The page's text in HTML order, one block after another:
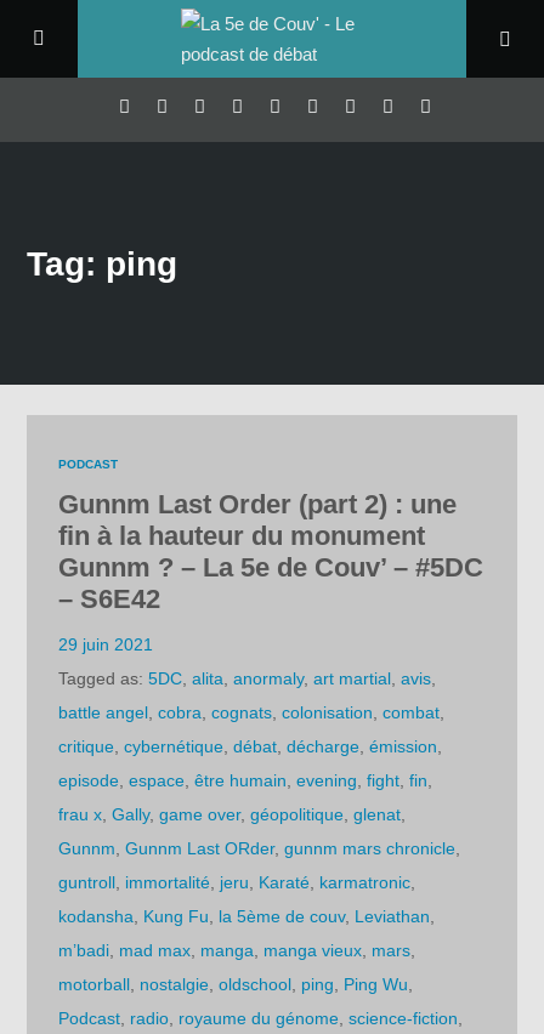
Tag: ping
PODCAST
Gunnm Last Order (part 2) : une
fin à la hauteur du monument
Gunnm ? – La 5e de Couv’ – #5DC
– S6E42
29 juin 2021
Tagged as:5DC ,alita ,anormaly,art martial ,avis
battle angel ,cobra ,cognats ,colonisation ,combat
critique ,cybernétique ,débat ,décharge ,émission
episode ,espace ,être humain ,evening ,fight ,fin
frau x ,Gally,game over,géopolitique ,glenat
Gunnm ,Gunnm Last ORder,gunnm mars chronicle
guntroll immortalité jeru Karaté karmatronic
kodansha
Kung Fu la 5ème de couv, Leviathan
m’badi mad max manga manga vieux mars
motorball nostalgie ,oldschool ping Ping Wu
Podcast radio royaume du génome ,science-fiction